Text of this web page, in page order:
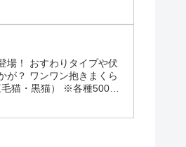
場！ おすわりタイプや伏
が？ ワンワン抱きまくら
猫・黒猫） ※各種500円